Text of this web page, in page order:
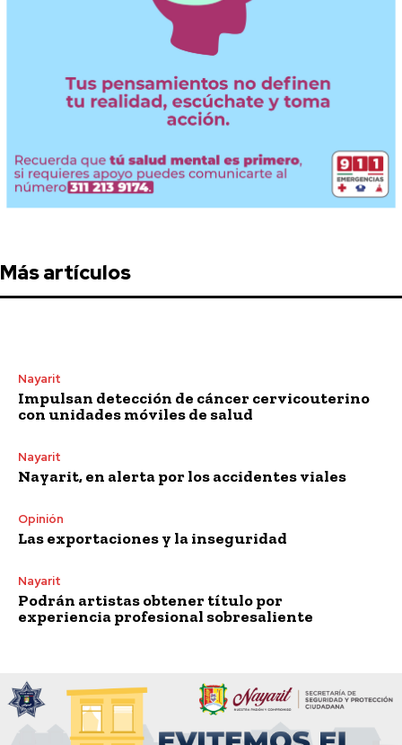
Más artículos
Nayarit
Impulsan detección de cáncer cervicouterino
con unidades móviles de salud
Nayarit
Nayarit, en alerta por los accidentes viales
Opinión
Las exportaciones y la inseguridad
Nayarit
Podrán artistas obtener título por
experiencia profesional sobresaliente